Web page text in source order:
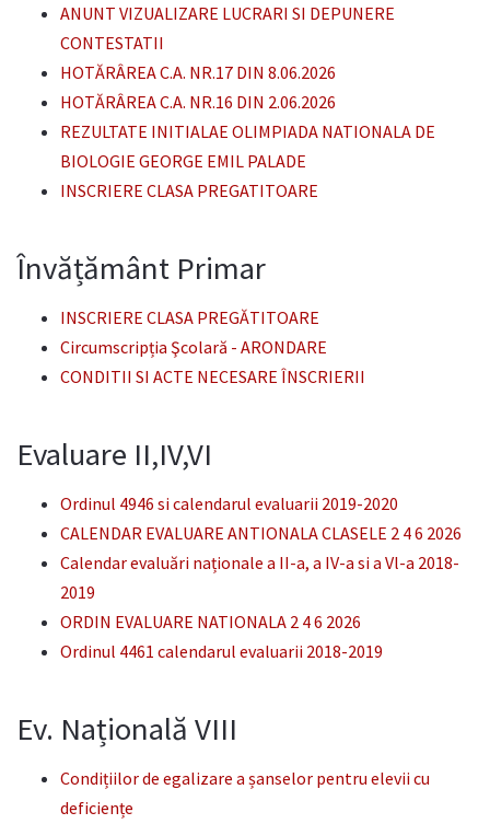
ANUNT VIZUALIZARE LUCRARI SI DEPUNERE
CONTESTATII
HOTĂRÂREA C.A. NR.17 DIN 8.06.2026
HOTĂRÂREA C.A. NR.16 DIN 2.06.2026
REZULTATE INITIALAE OLIMPIADA NATIONALA DE
BIOLOGIE GEORGE EMIL PALADE
INSCRIERE CLASA PREGATITOARE
Învățământ Primar
INSCRIERE CLASA PREGĂTITOARE
Circumscripția Şcolară - ARONDARE
CONDITII SI ACTE NECESARE ÎNSCRIERII
Evaluare II,IV,VI
Ordinul 4946 si calendarul evaluarii 2019-2020
CALENDAR EVALUARE ANTIONALA CLASELE 2 4 6 2026
Calendar evaluări naționale a II-a, a IV-a si a Vl-a 2018-
2019
ORDIN EVALUARE NATIONALA 2 4 6 2026
Ordinul 4461 calendarul evaluarii 2018-2019
Ev. Națională VIII
Condițiilor de egalizare a șanselor pentru elevii cu
deficiențe